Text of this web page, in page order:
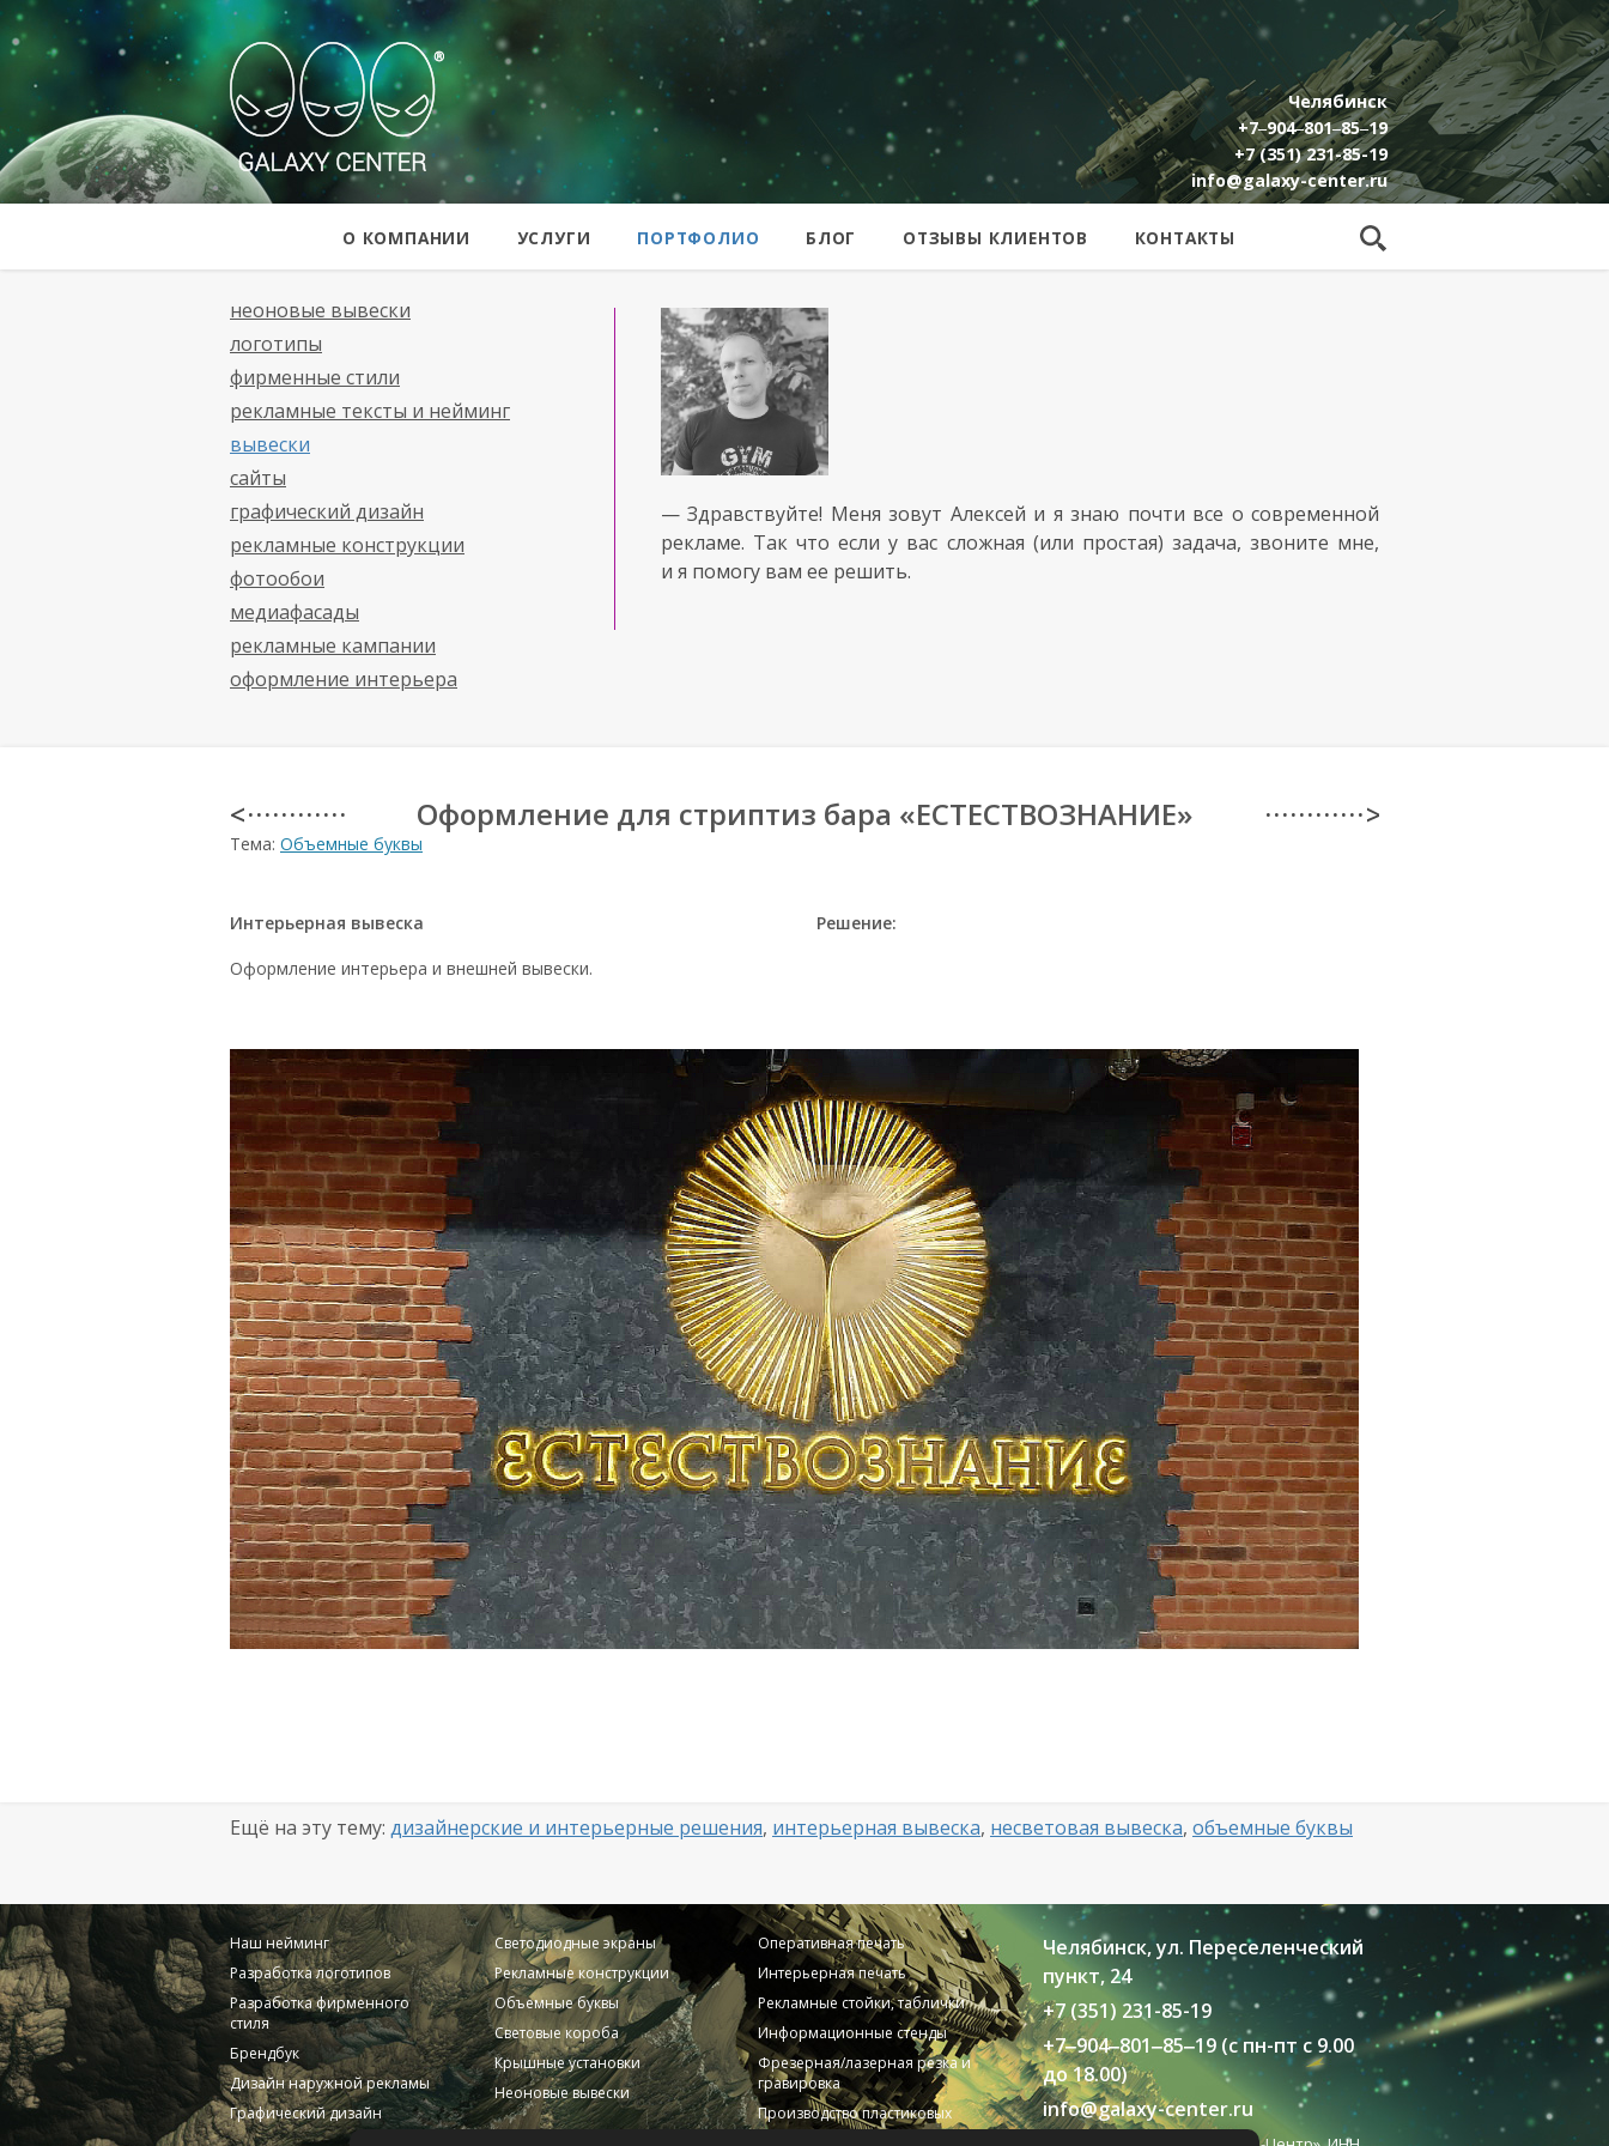
Galaxy Center
Челябинск
+7‒904‒801‒85‒19
+7 (351) 231-85-19
info@galaxy-center.ru
О КОМПАНИИ УСЛУГИ ПОРТФОЛИО БЛОГ ОТЗЫВЫ КЛИЕНТОВ КОНТАКТЫ
неоновые вывески
логотипы
фирменные стили
рекламные тексты и нейминг
вывески
сайты
графический дизайн
рекламные конструкции
фотообои
медиафасады
рекламные кампании
оформление интерьера
— Здравствуйте! Меня зовут Алексей и я знаю почти все о современной
рекламе. Так что если у вас сложная (или простая) задача, звоните мне,
и я помогу вам ее решить.
< · · · · · · · · · · · · · · · · · · · · · · · · >
Оформление для стриптиз бара «ЕСТЕСТВОЗНАНИЕ»
Тема: Объемные буквы
Интерьерная вывеска
Оформление интерьера и внешней вывески.
Решение:
Ещё на эту тему: дизайнерские и интерьерные решения, интерьерная вывеска, несветовая вывеска, объемные буквы
Наш нейминг
Разработка логотипов
Разработка фирменного
стиля
Брендбук
Дизайн наружной рекламы
Графический дизайн
Светодиодные экраны
Рекламные конструкции
Объемные буквы
Световые короба
Крышные установки
Неоновые вывески
Оперативная печать
Интерьерная печать
Рекламные стойки, таблички
Информационные стенды
Фрезерная/лазерная резка и
гравировка
Производство пластиковых
карт
Челябинск, ул. Переселенческий
пункт, 24
+7 (351) 231-85-19
+7‒904‒801‒85‒19 (с пн-пт с 9.00
до 18.00)
info@galaxy-center.ru